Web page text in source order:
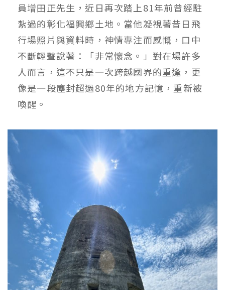
員增田正先生，近日再次踏上81年前曾經駐
紮過的彰化福興鄉土地。當他凝視著昔日飛
行場照片與資料時，神情專注而感慨，口中
不斷輕聲說著：「非常懷念。」對在場許多
人而言，這不只是一次跨越國界的重逢，更
像是一段塵封超過80年的地方記憶，重新被
喚醒。